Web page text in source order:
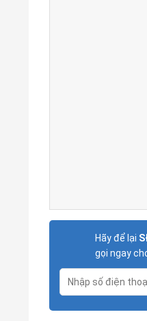
Hãy để lại
gọi ngay